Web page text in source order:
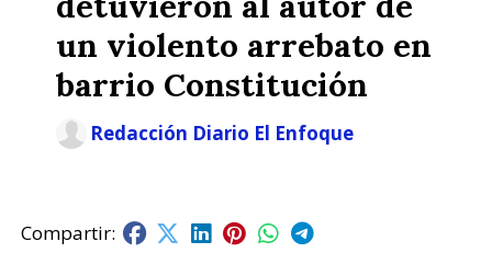
un violento arrebato en
barrio Constitución
Redacción Diario El Enfoque